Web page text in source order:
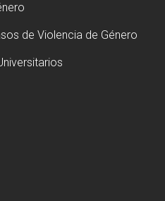
de Violencia de Género